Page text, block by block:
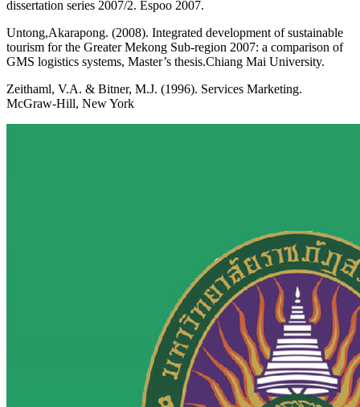
dissertation series 2007/2. Espoo 2007.
Untong,Akarapong. (2008). Integrated development of sustainable
tourism for the Greater Mekong Sub-region 2007: a comparison of
GMS logistics systems, Master’s thesis.Chiang Mai University.
Zeithaml, V.A. & Bitner, M.J. (1996). Services Marketing.
McGraw-Hill, New York